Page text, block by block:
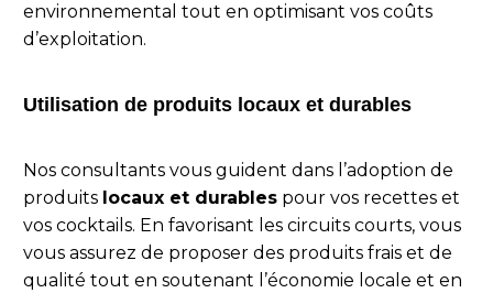
environnemental tout en optimisant vos coûts
d’exploitation.
Utilisation de produits locaux et durables
Nos consultants vous guident dans l’adoption de
produits locaux et durables pour vos recettes et
vos cocktails. En favorisant les circuits courts, vous
vous assurez de proposer des produits frais et de
qualité tout en soutenant l’économie locale et en